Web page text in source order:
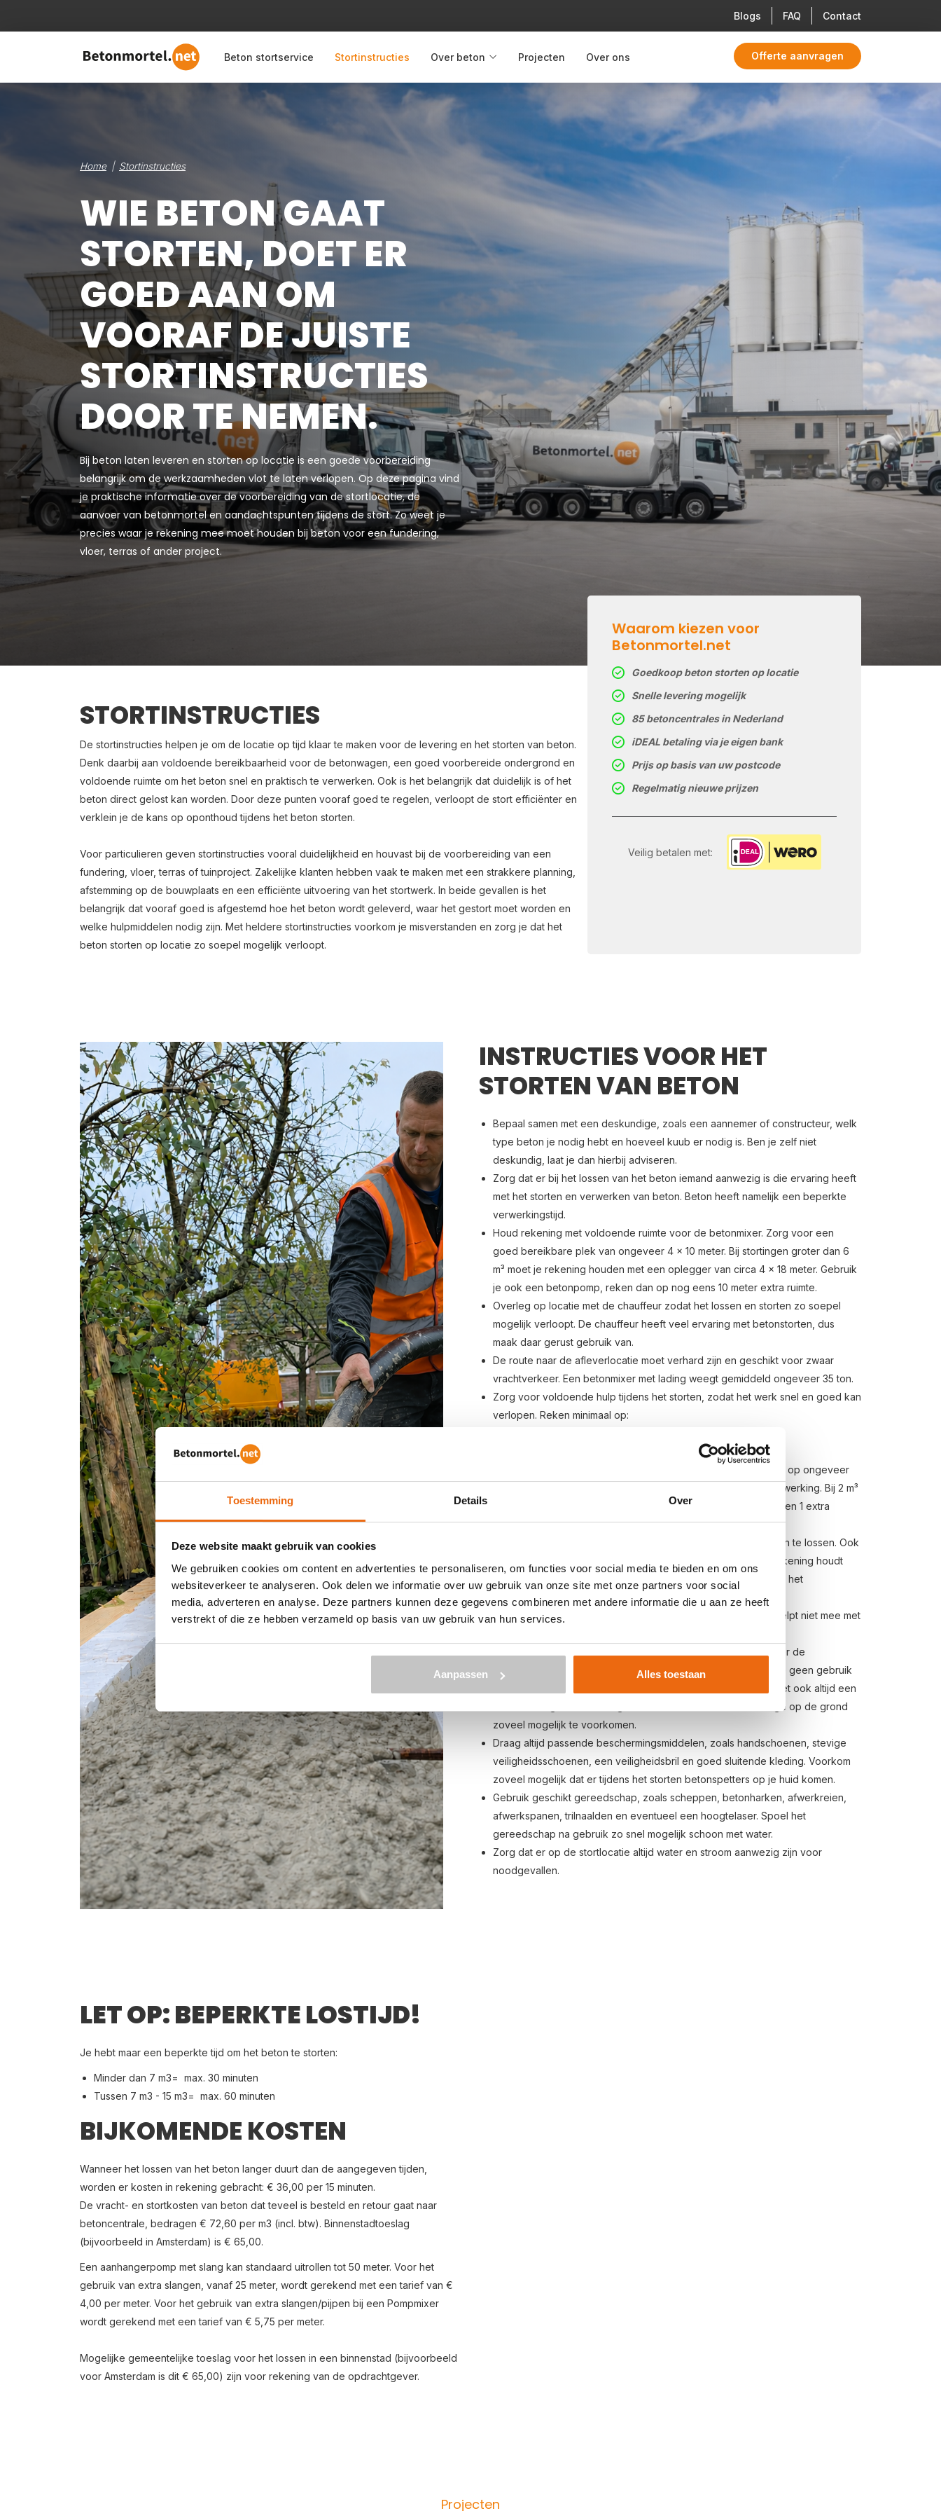
Toestemming Details Over
Deze website maakt gebruik van cookies
We gebruiken cookies om content en advertenties te personaliseren, om functies voor social media te bieden en om ons
websiteverkeer te analyseren. Ook delen we informatie over uw gebruik van onze site met onze partners voor social
media, adverteren en analyse. Deze partners kunnen deze gegevens combineren met andere informatie die u aan ze heeft
verstrekt of die ze hebben verzameld op basis van uw gebruik van hun services.
Aanpassen Alles toestaan
Blogs FAQ Contact
Beton stortservice Stortinstructies Over beton Projecten Over ons Offerte aanvragen
Home Stortinstructies
WIE BETON GAAT
STORTEN, DOET ER
GOED AAN OM
VOORAF DE JUISTE
STORTINSTRUCTIES
DOOR TE NEMEN.
Bij beton laten leveren en storten op locatie is een goede voorbereiding
belangrijk om de werkzaamheden vlot te laten verlopen. Op deze pagina vind
je praktische informatie over de voorbereiding van de stortlocatie, de
aanvoer van betonmortel en aandachtspunten tijdens de stort. Zo weet je
precies waar je rekening mee moet houden bij beton voor een fundering,
vloer, terras of ander project.
STORTINSTRUCTIES
De stortinstructies helpen je om de locatie op tijd klaar te maken voor de levering en het storten van beton.
Denk daarbij aan voldoende bereikbaarheid voor de betonwagen, een goed voorbereide ondergrond en
voldoende ruimte om het beton snel en praktisch te verwerken. Ook is het belangrijk dat duidelijk is of het
beton direct gelost kan worden. Door deze punten vooraf goed te regelen, verloopt de stort efficiënter en
verklein je de kans op oponthoud tijdens het beton storten.
Voor particulieren geven stortinstructies vooral duidelijkheid en houvast bij de voorbereiding van een
fundering, vloer, terras of tuinproject. Zakelijke klanten hebben vaak te maken met een strakkere planning,
afstemming op de bouwplaats en een efficiënte uitvoering van het stortwerk. In beide gevallen is het
belangrijk dat vooraf goed is afgestemd hoe het beton wordt geleverd, waar het gestort moet worden en
welke hulpmiddelen nodig zijn. Met heldere stortinstructies voorkom je misverstanden en zorg je dat het
beton storten op locatie zo soepel mogelijk verloopt.
Waarom kiezen voor
Betonmortel.net
Goedkoop beton storten op locatie
Snelle levering mogelijk
85 betoncentrales in Nederland
iDEAL betaling via je eigen bank
Prijs op basis van uw postcode
Regelmatig nieuwe prijzen
Veilig betalen met:
INSTRUCTIES VOOR HET
STORTEN VAN BETON
Bepaal samen met een deskundige, zoals een aannemer of constructeur, welk
type beton je nodig hebt en hoeveel kuub er nodig is. Ben je zelf niet
deskundig, laat je dan hierbij adviseren.
Zorg dat er bij het lossen van het beton iemand aanwezig is die ervaring heeft
met het storten en verwerken van beton. Beton heeft namelijk een beperkte
verwerkingstijd.
Houd rekening met voldoende ruimte voor de betonmixer. Zorg voor een
goed bereikbare plek van ongeveer 4 x 10 meter. Bij stortingen groter dan 6
m³ moet je rekening houden met een oplegger van circa 4 x 18 meter. Gebruik
je ook een betonpomp, reken dan op nog eens 10 meter extra ruimte.
Overleg op locatie met de chauffeur zodat het lossen en storten zo soepel
mogelijk verloopt. De chauffeur heeft veel ervaring met betonstorten, dus
maak daar gerust gebruik van.
De route naar de afleverlocatie moet verhard zijn en geschikt voor zwaar
vrachtverkeer. Een betonmixer met lading weegt gemiddeld ongeveer 35 ton.
Zorg voor voldoende hulp tijdens het storten, zodat het werk snel en goed kan
verlopen. Reken minimaal op:
Moet het beton met kruiwagens worden verplaatst? Reken dan op ongeveer
1,5 persoon per m³ beton, plus een extra persoon voor de verwerking. Bij 2 m³
beton heb je dus ongeveer 3 personen met kruiwagens nodig en 1 extra
persoon voor het verwerken.
Houd er rekening mee dat er maar beperkte tijd is om het beton te lossen. Ook
kan het exacte aflevermoment afwijken. Zorg daarom dat je rekening houdt
met een aankomst tot ongeveer 45 minuten eerder of later dan het
afgesproken tijdstip.
De chauffeur bedient de betonmixer en/of pompmixer, maar helpt niet mee met
Een betonmixer heeft een bereik van maximaal 2,5 meter achter de
vrachtwagen. Is de afstand tot de stortlocatie groter en maak je geen gebruik
van een mixerpomp? Zorg dan voor voldoende kruiwagens. Zet ook altijd een
extra kruiwagen onder de goot van de betonmixer om lekkage op de grond
zoveel mogelijk te voorkomen.
Draag altijd passende beschermingsmiddelen, zoals handschoenen, stevige
veiligheidsschoenen, een veiligheidsbril en goed sluitende kleding. Voorkom
zoveel mogelijk dat er tijdens het storten betonspetters op je huid komen.
Gebruik geschikt gereedschap, zoals scheppen, betonharken, afwerkreien,
afwerkspanen, trilnaalden en eventueel een hoogtelaser. Spoel het
gereedschap na gebruik zo snel mogelijk schoon met water.
Zorg dat er op de stortlocatie altijd water en stroom aanwezig zijn voor
noodgevallen.
LET OP: BEPERKTE LOSTIJD!
Je hebt maar een beperkte tijd om het beton te storten:
Minder dan 7 m3= max. 30 minuten
Tussen 7 m3 - 15 m3= max. 60 minuten
BIJKOMENDE KOSTEN
Wanneer het lossen van het beton langer duurt dan de aangegeven tijden,
worden er kosten in rekening gebracht: € 36,00 per 15 minuten.
De vracht- en stortkosten van beton dat teveel is besteld en retour gaat naar
betoncentrale, bedragen € 72,60 per m3 (incl. btw). Binnenstadtoeslag
(bijvoorbeeld in Amsterdam) is € 65,00.
Een aanhangerpomp met slang kan standaard uitrollen tot 50 meter. Voor het
gebruik van extra slangen, vanaf 25 meter, wordt gerekend met een tarief van €
4,00 per meter. Voor het gebruik van extra slangen/pijpen bij een Pompmixer
wordt gerekend met een tarief van € 5,75 per meter.
Mogelijke gemeentelijke toeslag voor het lossen in een binnenstad (bijvoorbeeld
voor Amsterdam is dit € 65,00) zijn voor rekening van de opdrachtgever.
Projecten